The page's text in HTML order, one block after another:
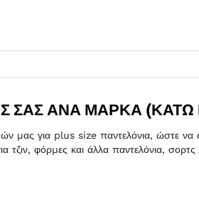
ΣΑΣ ΑΝΆ ΜΆΡΚΑ
μας για plus size παντελόνια, ώστε να
τζιν, φόρμες και άλλα παντελόνια,